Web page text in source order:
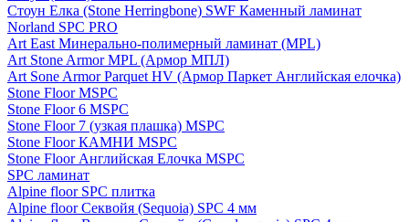
Стоун Елка (Stone Herringbone) SWF Каменный ламинат
Norland SPC PRO
Art East Минерально-полимерный ламинат (MPL)
Art Stone Armor MPL (Армор МПЛ)
Art Sone Armor Parquet HV (Армор Паркет Английская елочка)
Stone Floor MSPC
Stone Floor 6 MSPC
Stone Floor 7 (узкая плашка) MSPC
Stone Floor КАМНИ MSPC
Stone Floor Английская Елочка MSPC
SPC ламинат
Alpine floor SPC плитка
Alpine floor Секвойя (Sequoia) SPC 4 мм